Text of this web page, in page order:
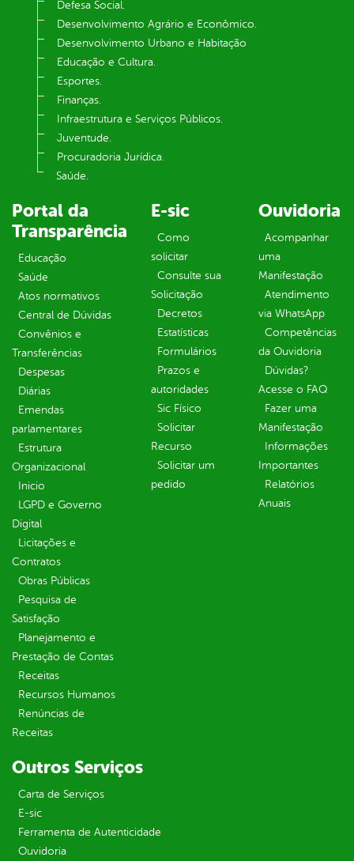
Defesa Social.
Desenvolvimento Agrário e Econômico.
Desenvolvimento Urbano e Habitação
Educação e Cultura.
Esportes.
Finanças.
Infraestrutura e Serviços Públicos.
Juventude.
Procuradoria Jurídica.
Saúde.
Portal da
Transparência
Educação
Saúde
Atos normativos
Central de Dúvidas
Convênios e
Transferências
Despesas
Diárias
Emendas
parlamentares
Estrutura
Organizacional
Inicio
LGPD e Governo
Digital
Licitações e
Contratos
Obras Públicas
Pesquisa de
Satisfação
Planejamento e
Prestação de Contas
Receitas
Recursos Humanos
Renúncias de
Receitas
E-sic
Como
solicitar
Consulte sua
Solicitação
Decretos
Estatísticas
Formulários
Prazos e
autoridades
Sic Físico
Solicitar
Recurso
Solicitar um
pedido
Ouvidoria
Acompanhar
uma
Manifestação
Atendimento
via WhatsApp
Competências
da Ouvidoria
Dúvidas?
Acesse o FAQ
Fazer uma
Manifestação
Informações
Importantes
Relatórios
Anuais
Outros Serviços
Carta de Serviços
E-sic
Ferramenta de Autenticidade
Ouvidoria